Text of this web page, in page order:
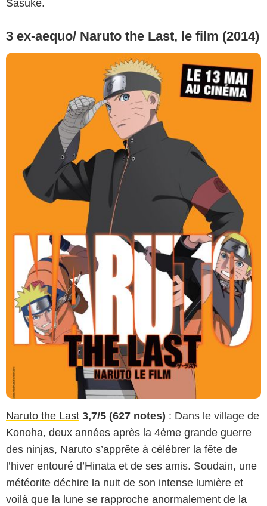
Sasuke.
3 ex-aequo/ Naruto the Last, le film (2014)
Naruto the Last 3,7/5 (627 notes) : Dans le village de
Konoha, deux années après la 4ème grande guerre
des ninjas, Naruto s’apprête à célébrer la fête de
l’hiver entouré d’Hinata et de ses amis. Soudain, une
météorite déchire la nuit de son intense lumière et
voilà que la lune se rapproche anormalement de la